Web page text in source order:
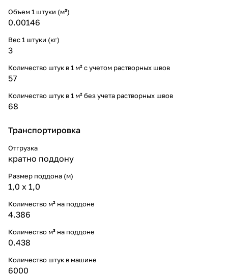
Объем 1 штуки (м³)
0.00146
Вес 1 штуки (кг)
3
Количество штук в 1 м² с учетом растворных швов
57
Количество штук в 1 м² без учета растворных швов
68
Транспортировка
Отгрузка
кратно поддону
Размер поддона (м)
1,0 х 1,0
Количество м² на поддоне
4.386
Количество м³ на поддоне
0.438
Количество штук в машине
6000